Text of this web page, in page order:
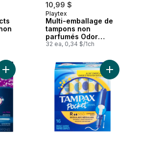
10,99 $
Playtex
Multi-emballage de
tampons non
parfumés Odor
Shield à absorptivité
32 ea, 0,34 $/1ch
Ajouter Tampons Pearl avec tresse anti-
Ajouter